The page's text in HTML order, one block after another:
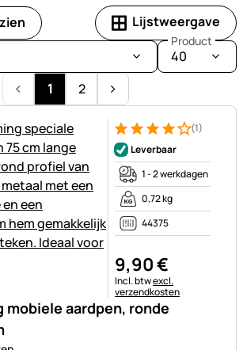
Lijstweergave
Product
40
1
2
mobiele aardpen, ronde
Beoordeling: 4 van 5 (1
1 Bewertung
(1)
Leverbaar
1 - 2 werkdagen
0,72 kg
44375
9,90€
Belastinginformatie:
Incl. btwexcl.
verzendkosten